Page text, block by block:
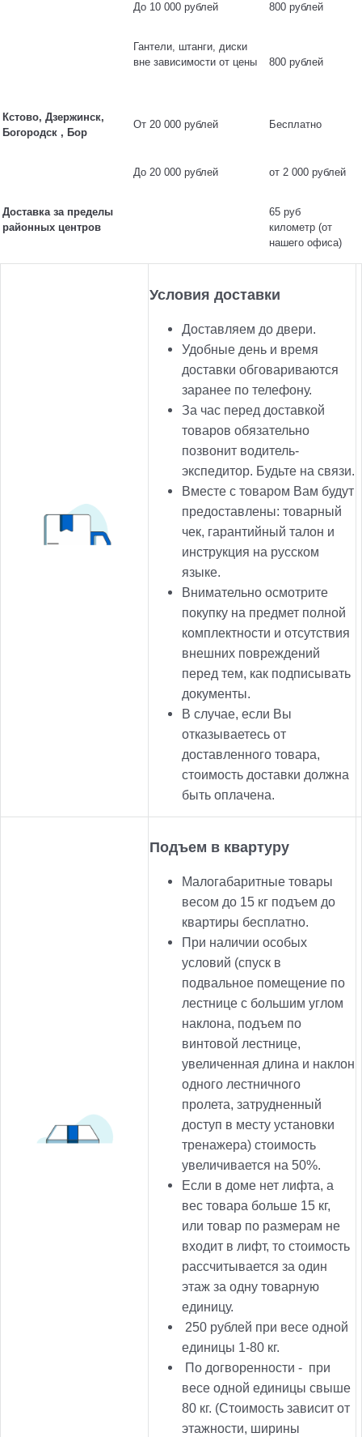
До 10 000 рублей 800 рублей
Гантели, штанги, диски
вне зависимости от цены
800 рублей
Кстово, Дзержинск,
Богородск , Бор
От 20 000 рублей Бесплатно
До 20 000 рублей от 2 000 рублей
Доставка за пределы
районных центров
65 руб
километр (от
нашего офиса)
Условия доставки
Доставляем до двери.
Удобные день и время
доставки обговариваются
заранее по телефону.
За час перед доставкой
товаров обязательно
позвонит водитель-
экспедитор. Будьте на связи.
Вместе с товаром Вам будут
предоставлены: товарный
чек, гарантийный талон и
инструкция на русском
языке.
Внимательно осмотрите
покупку на предмет полной
комплектности и отсутствия
внешних повреждений
перед тем, как подписывать
документы.
В случае, если Вы
отказываетесь от
доставленного товара,
стоимость доставки должна
быть оплачена.
Подъем в квартуру
Малогабаритные товары
весом до 15 кг подъем до
квартиры бесплатно.
При наличии особых
условий (спуск в
подвальное помещение по
лестнице с большим углом
наклона, подъем по
винтовой лестнице,
увеличенная длина и наклон
одного лестничного
пролета, затрудненный
доступ в месту установки
тренажера) стоимость
увеличивается на 50%.
Если в доме нет лифта, а
вес товара больше 15 кг,
или товар по размерам не
входит в лифт, то стоимость
рассчитывается за один
этаж за одну товарную
единицу.
250 рублей при весе одной
единицы 1-80 кг.
По догворенности - при
весе одной единицы свыше
80 кг. (Стоимость зависит от
этажности, ширины